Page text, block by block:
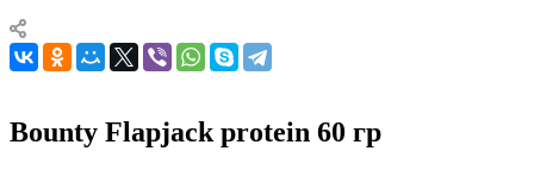
Bounty Flapjack protein 60 гр